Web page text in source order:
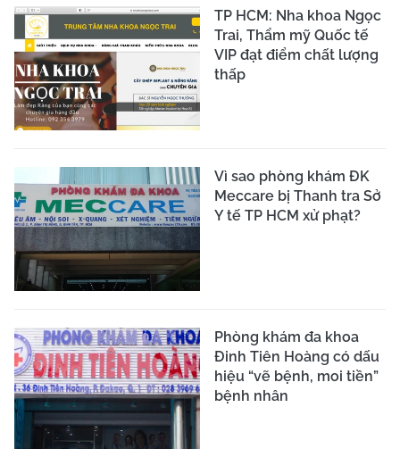
TP HCM: Nha khoa Ngọc
Trai, Thẩm mỹ Quốc tế
VIP đạt điểm chất lượng
thấp
Vì sao phòng khám ĐK
Meccare bị Thanh tra Sở
Y tế TP HCM xử phạt?
Phòng khám đa khoa
Đinh Tiên Hoàng có dấu
hiệu “vẽ bệnh, moi tiền”
bệnh nhân